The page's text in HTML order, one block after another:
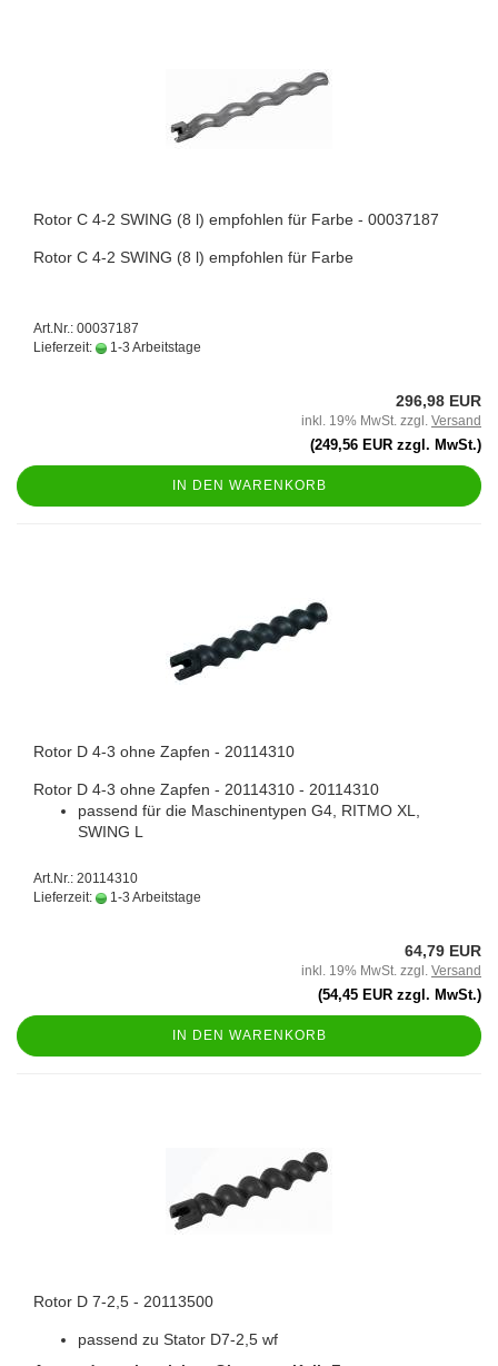
Rotor C 4-2 SWING (8 l) empfohlen für Farbe - 00037187
Rotor C 4-2 SWING (8 l) empfohlen für Farbe
Art.Nr.: 00037187
Lieferzeit:
1-3 Arbeitstage
296,98 EUR
(249,56 EUR zzgl. MwSt.)
inkl. 19% MwSt. zzgl. Versand
IN DEN WARENKORB
Rotor D 4-3 ohne Zapfen - 20114310
Rotor D 4-3 ohne Zapfen - 20114310 - 20114310
passend für die Maschinentypen G4, RITMO XL,
SWING L
Art.Nr.: 20114310
Lieferzeit:
1-3 Arbeitstage
64,79 EUR
(54,45 EUR zzgl. MwSt.)
inkl. 19% MwSt. zzgl. Versand
IN DEN WARENKORB
Rotor D 7-2,5 - 20113500
passend zu Stator D7-2,5 wf